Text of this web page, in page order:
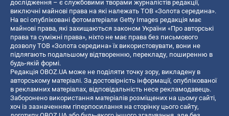
дослідження – є службовими творами журналістів редакції,
виключні майнові права на які належать ТОВ «Золота середина».
На всі опубліковані фотоматеріали Getty Images редакція має
майнові права, які захищаються законом України «Про авторські
права та суміжні права», ніхто не має права без письмового
дозволу ТОВ «Золота середина» їх використовувати, вони не
підлягають подальшому відтворенню, перекладу, поширенню в
будь-якій формі.
Редакція OBOZ.UA може не поділяти точку зору, викладену в
авторському матеріалі. За достовірність інформації, опублікованої
в рекламних матеріалах, відповідальність несе рекламодавець.
Заборонено використання матеріалів розміщених на цьому сайті,
хоч із зазначенням гіперпосилання на сторінку цього сайту,